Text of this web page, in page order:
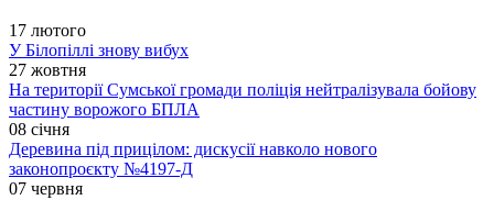
17 лютого
У Білопіллі знову вибух
27 жовтня
На території Сумської громади поліція нейтралізувала бойову
частину ворожого БПЛА
08 січня
Деревина під прицілом: дискусії навколо нового
законопроєкту №4197-Д
07 червня